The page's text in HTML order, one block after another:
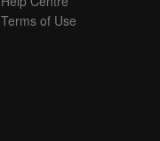
Terms of Use